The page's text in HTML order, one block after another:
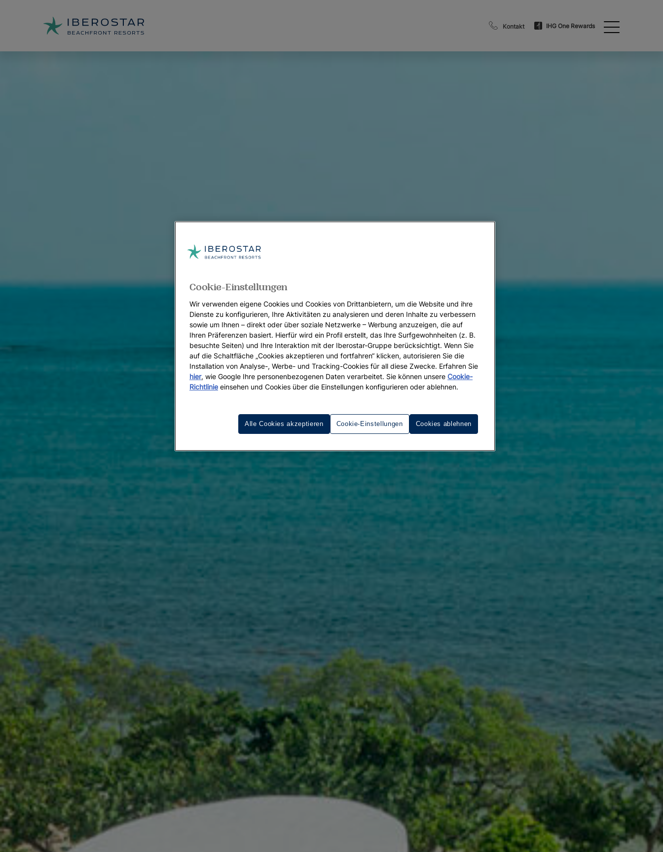
Kontakt IHG One Rewards
Cookie-Einstellungen
Wir verwenden eigene Cookies und Cookies von Drittanbietern, um die Website und ihre
Dienste zu konfigurieren, Ihre Aktivitäten zu analysieren und deren Inhalte zu verbessern
sowie um Ihnen – direkt oder über soziale Netzwerke – Werbung anzuzeigen, die auf
Ihren Präferenzen basiert. Hierfür wird ein Profil erstellt, das Ihre Surfgewohnheiten (z. B.
besuchte Seiten) und Ihre Interaktion mit der Iberostar-Gruppe berücksichtigt. Wenn Sie
auf die Schaltfläche „Cookies akzeptieren und fortfahren“ klicken, autorisieren Sie die
Installation von Analyse-, Werbe- und Tracking-Cookies für all diese Zwecke. Erfahren Sie
hier, wie Google Ihre personenbezogenen Daten verarbeitet. Sie können unsere Cookie-
Richtlinie einsehen und Cookies über die Einstellungen konfigurieren oder ablehnen.
Cookie-Einstellungen Cookies ablehnen
Alle Cookies akzeptieren